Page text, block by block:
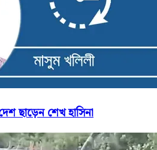
ছাড়েন শেখ হাসিনা